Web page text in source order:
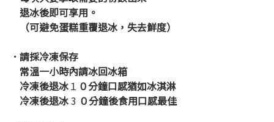
退冰後即可享用。
（可避免蛋糕重覆退冰，失去鮮度）
．請採冷凍保存
常溫一小時內請冰回冰箱
冷凍後退冰１ ０分鐘口感猶如冰淇淋
冷凍後退冰3 ０分鐘後食用口感最佳